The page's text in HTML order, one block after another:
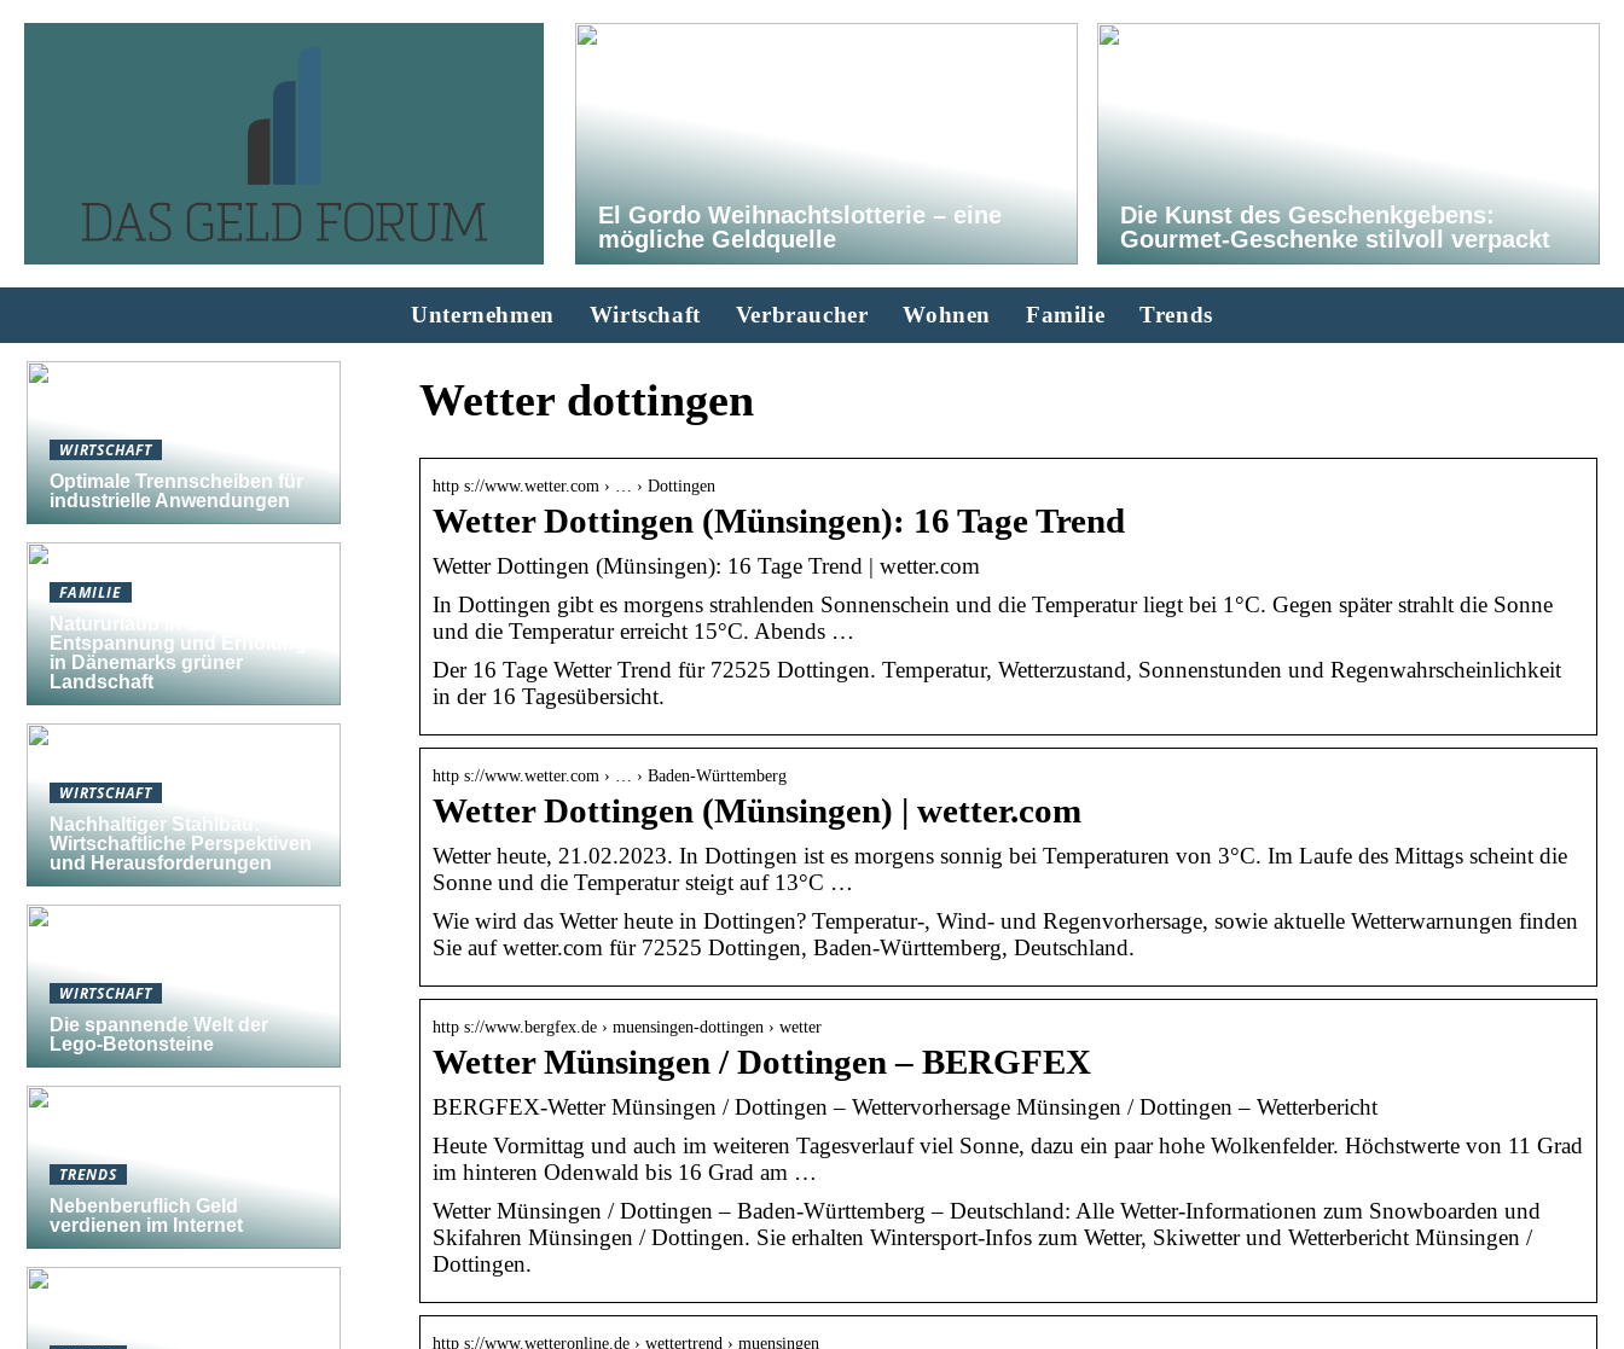
El Gordo Weihnachtslotterie – eine
mögliche Geldquelle
Die Kunst des Geschenkgebens:
Gourmet-Geschenke stilvoll verpackt
Unternehmen Wirtschaft Verbraucher Wohnen Familie Trends
Wetter dottingen
http s://www.wetter.com › … › Dottingen
Wetter Dottingen (Münsingen): 16 Tage Trend
Wetter Dottingen (Münsingen): 16 Tage Trend | wetter.com
In Dottingen gibt es morgens strahlenden Sonnenschein und die Temperatur liegt bei 1°C. Gegen später strahlt die Sonne
und die Temperatur erreicht 15°C. Abends …
Der 16 Tage Wetter Trend für 72525 Dottingen. Temperatur, Wetterzustand, Sonnenstunden und Regenwahrscheinlichkeit
in der 16 Tagesübersicht.
http s://www.wetter.com › … › Baden-Württemberg
Wetter Dottingen (Münsingen) | wetter.com
Wetter heute, 21.02.2023. In Dottingen ist es morgens sonnig bei Temperaturen von 3°C. Im Laufe des Mittags scheint die
Sonne und die Temperatur steigt auf 13°C …
Wie wird das Wetter heute in Dottingen? Temperatur-, Wind- und Regenvorhersage, sowie aktuelle Wetterwarnungen finden
Sie auf wetter.com für 72525 Dottingen, Baden-Württemberg, Deutschland.
http s://www.bergfex.de › muensingen-dottingen › wetter
Wetter Münsingen / Dottingen – BERGFEX
BERGFEX-Wetter Münsingen / Dottingen – Wettervorhersage Münsingen / Dottingen – Wetterbericht
Heute Vormittag und auch im weiteren Tagesverlauf viel Sonne, dazu ein paar hohe Wolkenfelder. Höchstwerte von 11 Grad
im hinteren Odenwald bis 16 Grad am …
Wetter Münsingen / Dottingen – Baden-Württemberg – Deutschland: Alle Wetter-Informationen zum Snowboarden und
Skifahren Münsingen / Dottingen. Sie erhalten Wintersport-Infos zum Wetter, Skiwetter und Wetterbericht Münsingen /
Dottingen.
http s://www.wetteronline.de › wettertrend › muensingen
WIRTSCHAFT
Optimale Trennscheiben für
industrielle Anwendungen
FAMILIE
Natururlaub in Südjütland:
Entspannung und Erholung
in Dänemarks grüner
Landschaft
WIRTSCHAFT
Nachhaltiger Stahlbau:
Wirtschaftliche Perspektiven
und Herausforderungen
WIRTSCHAFT
Die spannende Welt der
Lego-Betonsteine
TRENDS
Nebenberuflich Geld
verdienen im Internet